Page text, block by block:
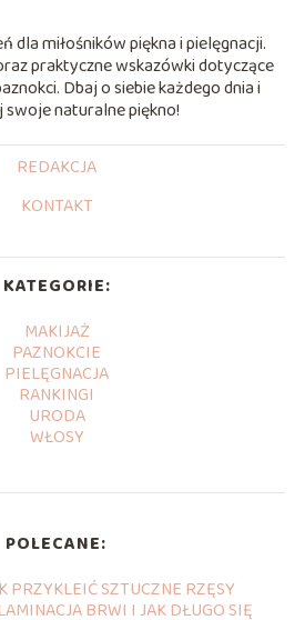
dla miłośników piękna i pielęgnacji.
praktyczne wskazówki dotyczące
Dbaj o siebie każdego dnia i
naturalne piękno!
REDAKCJA
KONTAKT
KATEGORIE:
MAKIJAŻ
PAZNOKCIE
PIELĘGNACJA
RANKINGI
URODA
WŁOSY
POLECANE:
PRZYKLEIĆ SZTUCZNE RZĘSY
BRWI I JAK DŁUGO SIĘ